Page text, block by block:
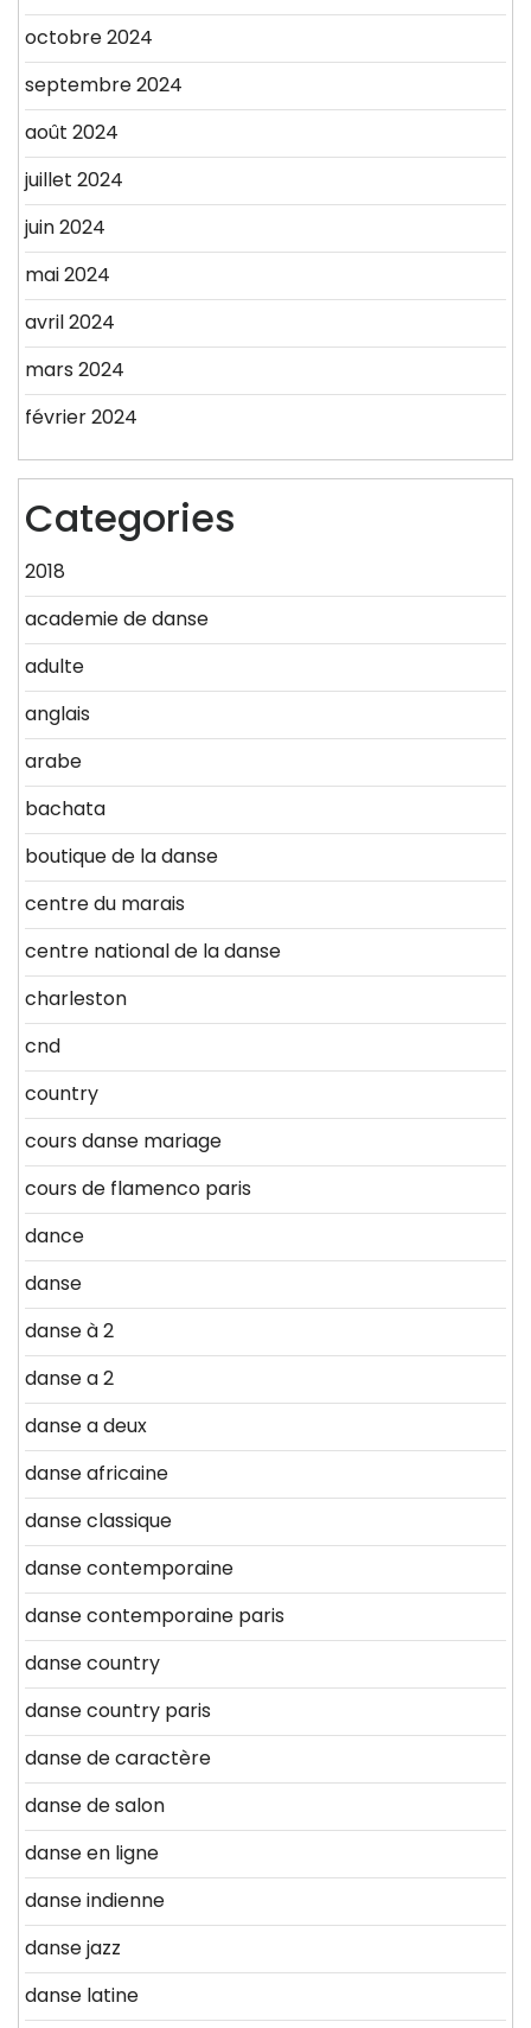
octobre 2024
septembre 2024
août 2024
juillet 2024
juin 2024
mai 2024
avril 2024
mars 2024
février 2024
Categories
2018
academie de danse
adulte
anglais
arabe
bachata
boutique de la danse
centre du marais
centre national de la danse
charleston
cnd
country
cours danse mariage
cours de flamenco paris
dance
danse
danse à 2
danse a 2
danse a deux
danse africaine
danse classique
danse contemporaine
danse contemporaine paris
danse country
danse country paris
danse de caractère
danse de salon
danse en ligne
danse indienne
danse jazz
danse latine